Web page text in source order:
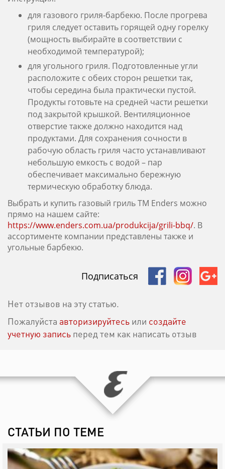
для газового гриля-барбекю. После прогрева
гриля следует оставить горящей одну горелку
(мощность выбирайте в соответствии с
необходимой температурой);
для угольного гриля. Подготовленные угли
расположите с обеих сторон решетки так,
чтобы середина была практически пустой.
Продукты готовьте на средней части решетки
под закрытой крышкой. Вентиляционное
отверстие также должно находится над
продуктами. Для сохранения сочности в
рабочую область гриля часто устанавливают
небольшую емкость с водой – пар
обеспечивает максимально бережную
термическую обработку блюда.
Выбрать и купить газовый гриль ТМ Enders можно
прямо на нашем сайте:
https://www.enders.com.ua/produkcija/grili-bbq/. В
ассортименте компании представлены также и
угольные барбекю.
Подписаться
Нет отзывов на эту статью.
Пожалуйста авторизируйтесь или создайте
учетную запись перед тем как написать отзыв
СТАТЬИ ПО ТЕМЕ